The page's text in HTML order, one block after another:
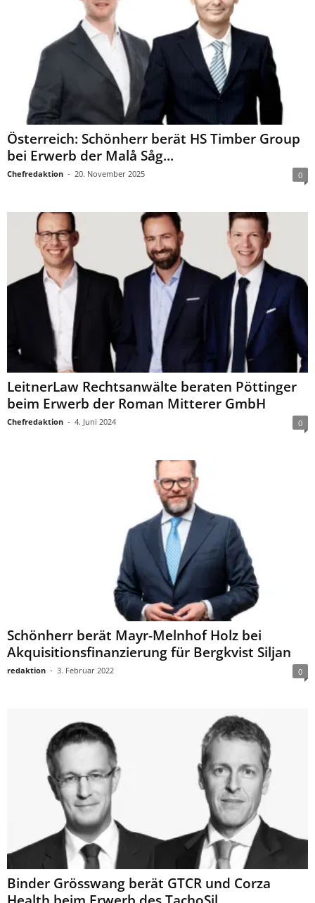
Österreich: Schönherr berät HS Timber Group
bei Erwerb der Malå Såg...
Chefredaktion - 20. November 2025 0
LeitnerLaw Rechtsanwälte beraten Pöttinger
beim Erwerb der Roman Mitterer GmbH
Chefredaktion - 4. Juni 2024 0
Schönherr berät Mayr-Melnhof Holz bei
Akquisitionsfinanzierung für Bergkvist Siljan
redaktion - 3. Februar 2022 0
Binder Grösswang berät GTCR und Corza